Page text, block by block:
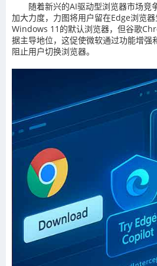
随着新兴的AI驱动型浏览器市场竞
加大力度，力图将用户留在Edge浏览
Windows 11的默认浏览器，但谷歌
据主导地位，这促使微软通过功能增强
阻止用户切换浏览器。